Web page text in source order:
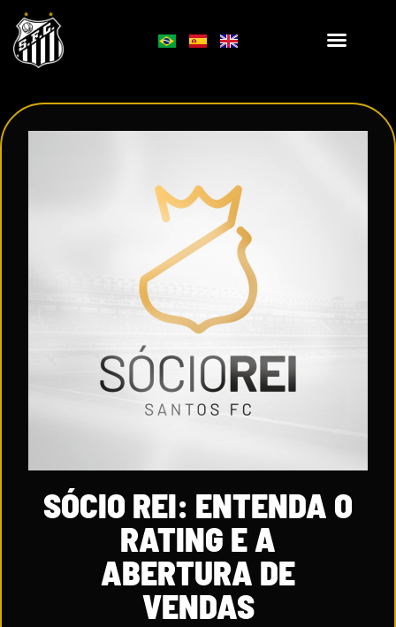
SÓCIO REI: ENTENDA O
RATING E A
ABERTURA DE
VENDAS